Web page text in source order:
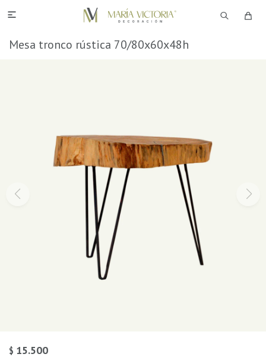

Mesa tronco rústica 70/80x60x48h
$ 15.500